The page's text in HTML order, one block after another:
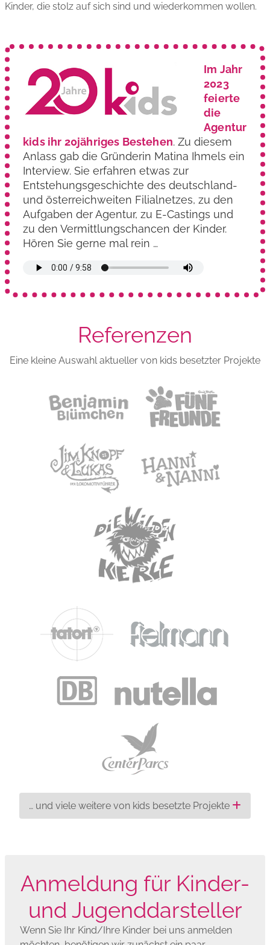
Kinder, die stolz auf sich sind und wiederkommen wollen.
Im Jahr
2023
feierte
die
Agentur
kids ihr 20jähriges Bestehen. Zu diesem
Anlass gab die Gründerin Matina Ihmels ein
Interview. Sie erfahren etwas zur
Entstehungs­geschichte des deutschland-
und österreich­weiten Filialnetzes, zu den
Aufgaben der Agentur, zu E-Castings und
zu den Vermittlungs­chancen der Kinder.
Hören Sie gerne mal rein …
Referenzen
Eine kleine Auswahl aktueller von kids besetzter Projekte
… und viele weitere von kids besetzte Projekte
Anmeldung für Kinder-
und Jugenddarsteller
Wenn Sie Ihr Kind/Ihre Kinder bei uns anmelden